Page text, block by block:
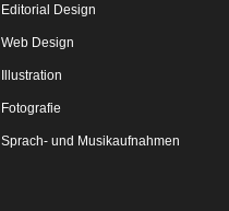
Editorial Design
Web Design
Illustration
Fotografie
Sprach- und Musikaufnahmen